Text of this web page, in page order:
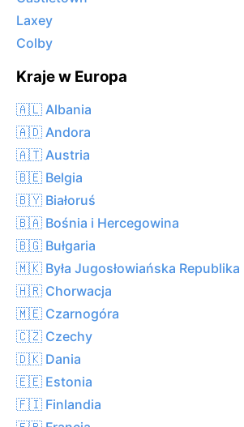
Laxey
Colby
Kraje w Europa
🇦🇱 Albania
🇦🇩 Andora
🇦🇹 Austria
🇧🇪 Belgia
🇧🇾 Białoruś
🇧🇦 Bośnia i Hercegowina
🇧🇬 Bułgaria
🇲🇰 Była Jugosłowiańska Republika
🇭🇷 Chorwacja
🇲🇪 Czarnogóra
🇨🇿 Czechy
🇩🇰 Dania
🇪🇪 Estonia
🇫🇮 Finlandia